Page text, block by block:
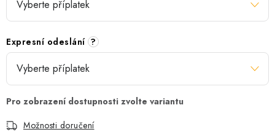
Expresní odeslání ?
Možnosti doručení